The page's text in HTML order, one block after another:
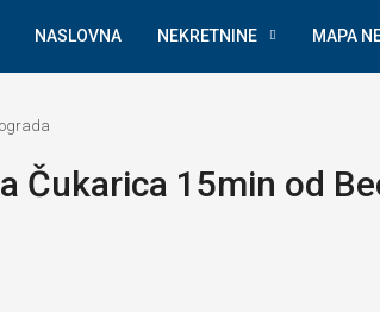
NASLOVNA NEKRETNINE MAPA
Čukarica 15min od